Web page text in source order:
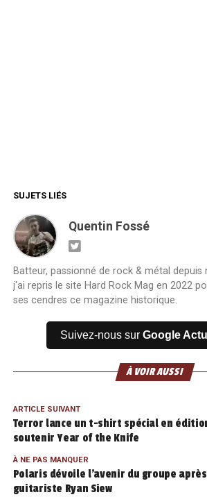
SUJETS LIÉS
Quentin Fossé
Batteur, passionné de rock & métal depuis
j'ai repris le site Hard Rock Mag en 2022
ses cendres ce magazine historique.
Suivez-nous surGoogle
À VOIR AUSSI
ARTICLE SUIVANT
Terror lance un t-shirt spécial en
soutenir Year of the Knife
À NE PAS MANQUER
Polaris dévoile l’avenir du groupe
guitariste Ryan Siew